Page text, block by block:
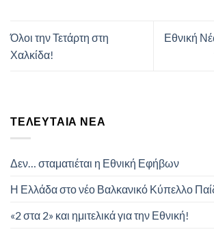
Όλοι την Τετάρτη στη
Χαλκίδα!
Εθνική
ΤΕΛΕΥΤΑΊΑ ΝΈΑ
Δεν… σταματιέται η Εθνική Εφήβων
Η Ελλάδα στο νέο Βαλκανικό Κύπελλο
«2 στα 2» και ημιτελικά για την Εθνική!